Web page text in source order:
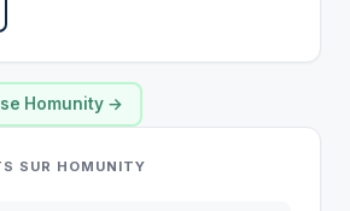
Homunity →
SUR HOMUNITY